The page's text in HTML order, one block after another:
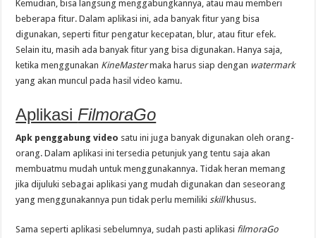
Kemudian, bisa langsung menggabungkannya, atau mau memberi
beberapa fitur. Dalam aplikasi ini, ada banyak fitur yang bisa
digunakan, seperti fitur pengatur kecepatan, blur, atau fitur efek.
Selain itu, masih ada banyak fitur yang bisa digunakan. Hanya saja,
ketika menggunakan KineMastermaka harus siap dengan watermark
yang akan muncul pada hasil video kamu.
Aplikasi FilmoraGo
Apk penggabung video satu ini juga banyak digunakan oleh orang-
orang. Dalam aplikasi ini tersedia petunjuk yang tentu saja akan
membuatmu mudah untuk menggunakannya. Tidak heran memang
jika dijuluki sebagai aplikasi yang mudah digunakan dan seseorang
yang menggunakannya pun tidak perlu memiliki skillkhusus.
Sama seperti aplikasi sebelumnya, sudah pasti aplikasi filmoraGo